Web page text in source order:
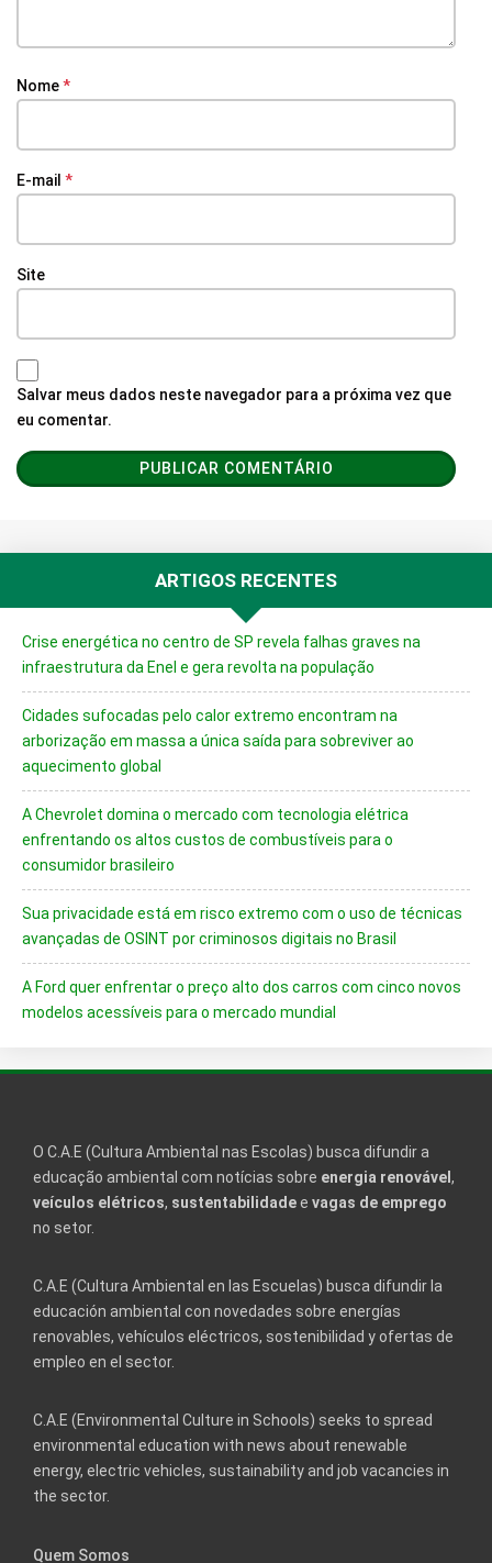
Nome*
E-mail *
Site
Salvar meus dados neste navegador para a próxima vez que
eu comentar.
ARTIGOS RECENTES
Crise energética no centro de SP revela falhas graves na
infraestrutura da Enel e gera revolta na população
Cidades sufocadas pelo calor extremo encontram na
arborização em massa a única saída para sobreviver ao
aquecimento global
A Chevrolet domina o mercado com tecnologia elétrica
enfrentando os altos custos de combustíveis para o
consumidor brasileiro
Sua privacidade está em risco extremo com o uso de técnicas
avançadas de OSINT por criminosos digitais no Brasil
A Ford quer enfrentar o preço alto dos carros com cinco novos
modelos acessíveis para o mercado mundial
O C.A.E (Cultura Ambiental nas Escolas) busca difundir a
educação ambiental com notícias sobre energia renovável ,
veículos elétricos, sustentabilidadee vagas de emprego
no setor.
C.A.E (Cultura Ambiental en las Escuelas) busca difundir la
educación ambiental con novedades sobre energías
renovables, vehículos eléctricos, sostenibilidad y ofertas de
empleo en el sector.
C.A.E (Environmental Culture in Schools) seeks to spread
environmental education with news about renewable
energy, electric vehicles, sustainability and job vacancies in
the sector.
Quem Somos